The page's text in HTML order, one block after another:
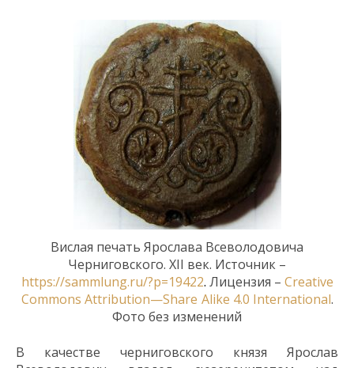
Вислая печать Ярослава Всеволодовича
Черниговского. XII век. Источник –
https://sammlung.ru/?p=19422. Лицензия – Creative
Commons Attribution—Share Alike 4.0 International.
Фото без изменений
В качестве черниговского князя Ярослав